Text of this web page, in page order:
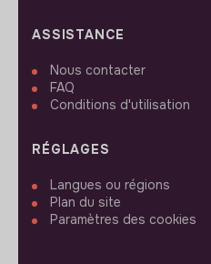
ASSISTANCE
Nous contacter
FAQ
Conditions d'utilisation
RÉGLAGES
Langues ou régions
Plan du site
Paramètres des cookies